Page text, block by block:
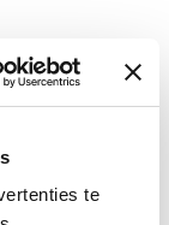
te
poorten